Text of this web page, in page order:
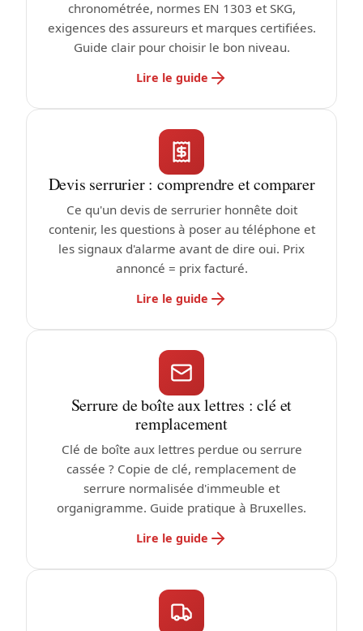
chronométrée, normes EN 1303 et SKG,
exigences des assureurs et marques certifiées.
Guide clair pour choisir le bon niveau.
Lire le guide
Devis serrurier : comprendre et comparer
Ce qu'un devis de serrurier honnête doit
contenir, les questions à poser au téléphone et
les signaux d'alarme avant de dire oui. Prix
annoncé = prix facturé.
Lire le guide
Serrure de boîte aux lettres : clé et
remplacement
Clé de boîte aux lettres perdue ou serrure
cassée ? Copie de clé, remplacement de
serrure normalisée d'immeuble et
organigramme. Guide pratique à Bruxelles.
Lire le guide